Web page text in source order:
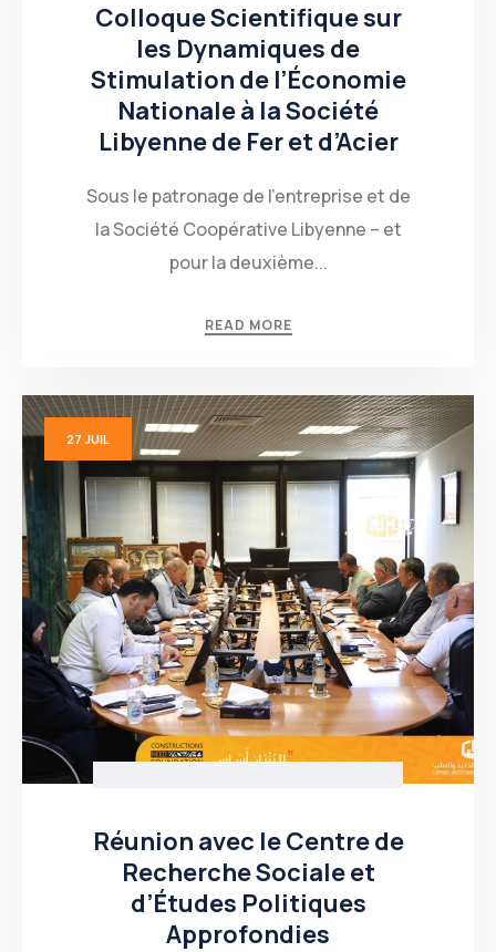
Colloque Scientifique sur
les Dynamiques de
Stimulation de l’Économie
Nationale à la Société
Libyenne de Fer et d’Acier
Sous le patronage de l’entreprise et de
la Société Coopérative Libyenne – et
pour la deuxième...
READ MORE
27 JUIL
Réunion avec le Centre de
Recherche Sociale et
d’Études Politiques
Approfondies